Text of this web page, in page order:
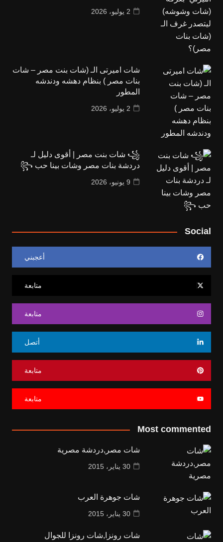
2 يوليو، 2026
شات اميرتى الـ (شات بنت مصر – شات
بنات مصر ) بنظام دهشه ودندشه
المطور
2 يوليو، 2026
꧁ شات بنت مصر | أقوى دليل لـ
دردشة بنات مصر وشات بينا حب ꧂
9 يونيو، 2026
Social
أعجبني
متابعة
متابعة
أتصل
متابعة
متابعة
Most commented
شات مصر,دردشة مصرية
30 يناير، 2015
شات جوهرة العرب
30 يناير، 2015
شات رونزا,شات رونزا للجوال